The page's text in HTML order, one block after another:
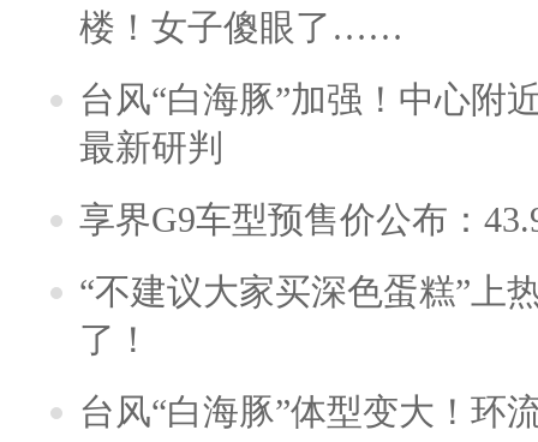
楼！女子傻眼了……
台风“白海豚”加强！中心附
最新研判
享界G9车型预售价公布：
“不建议大家买深色蛋糕”上
了！
台风“白海豚”体型变大！环